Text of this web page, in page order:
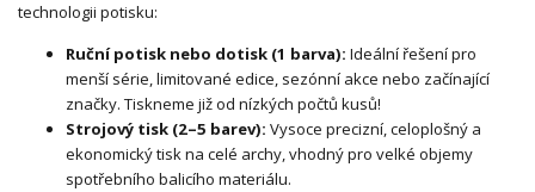
technologii potisku:
Ruční potisk nebo dotisk (1 barva): Ideální řešení pro
menší série, limitované edice, sezónní akce nebo začínající
značky. Tiskneme již od nízkých počtů kusů!
Strojový tisk (2–5 barev): Vysoce precizní, celoplošný a
ekonomický tisk na celé archy, vhodný pro velké objemy
spotřebního balicího materiálu.